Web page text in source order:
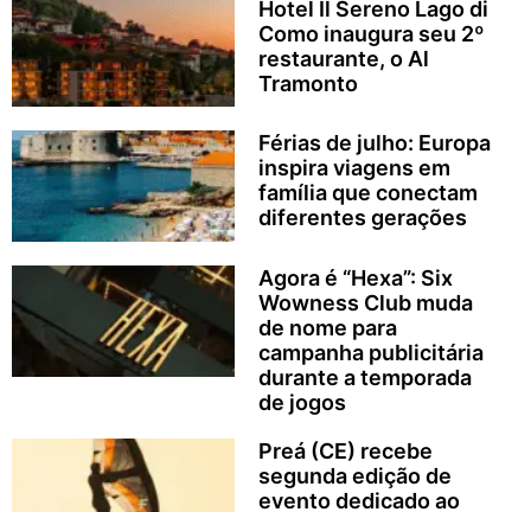
Hotel Il Sereno Lago di
Como inaugura seu 2º
restaurante, o Al
Tramonto
Férias de julho: Europa
inspira viagens em
família que conectam
diferentes gerações
Agora é “Hexa”: Six
Wowness Club muda
de nome para
campanha publicitária
durante a temporada
de jogos
Preá (CE) recebe
segunda edição de
evento dedicado ao